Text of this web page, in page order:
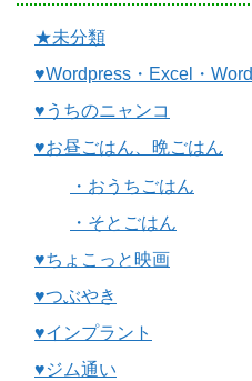
★未分類
♥Wordpress・Excel・Word
♥うちのニャンコ
♥お昼ごはん、晩ごはん
・おうちごはん
・そとごはん
♥ちょこっと映画
♥つぶやき
♥インプラント
♥ジム通い